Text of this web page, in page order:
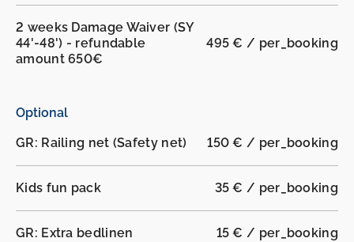
2 weeks Damage Waiver (SY
44'-48') - refundable
amount 650€
495 € / per_booking
Optional
GR: Railing net (Safety net)
150 € / per_booking
Kids fun pack 35 € / per_booking
GR: Extra bedlinen 15 € / per_booking